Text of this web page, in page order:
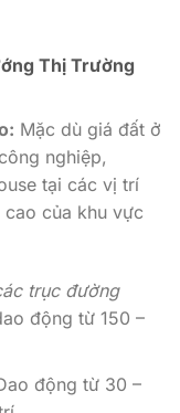
Thị Trường
Mặc dù giá đất ở
nghiệp,
tại các vị trí
cao của khu vực
trục đường
động từ 150 –
động từ 30 –